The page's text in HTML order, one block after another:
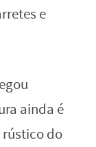
e
ainda é
do